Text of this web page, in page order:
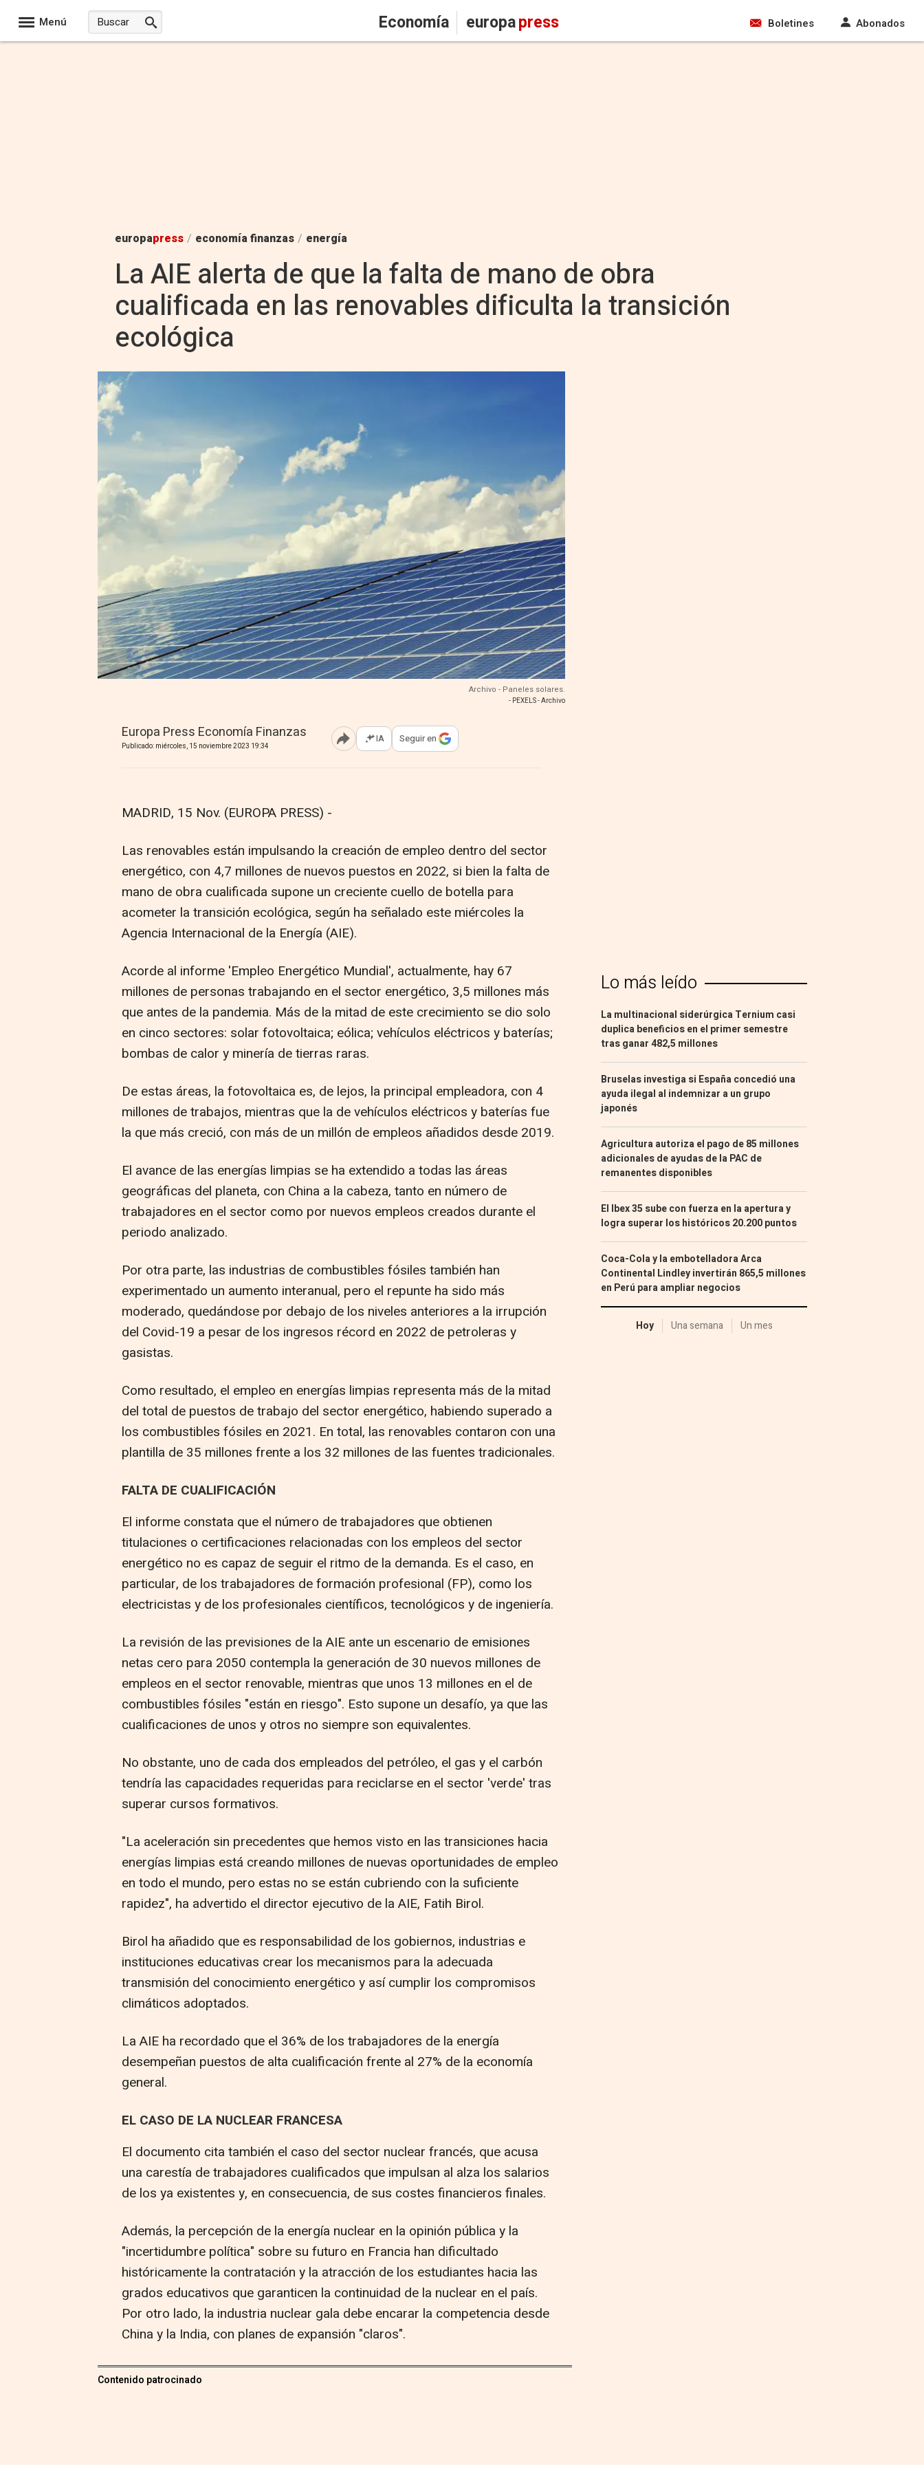
Menú Economía europapress Boletines Abonados
europapress / economía finanzas / energía
La AIE alerta de que la falta de mano de obra
cualificada en las renovables dificulta la transición
ecológica
Archivo - Paneles solares.
- PEXELS - Archivo
Europa Press Economía Finanzas
Publicado: miércoles, 15 noviembre 2023 19:34 Abrir opciones para compartir
IA Seguir en
MADRID, 15 Nov. (EUROPA PRESS) -
Las renovables están impulsando la creación de empleo dentro del sector
energético, con 4,7 millones de nuevos puestos en 2022, si bien la falta de
mano de obra cualificada supone un creciente cuello de botella para
acometer la transición ecológica, según ha señalado este miércoles la
Agencia Internacional de la Energía (AIE).
Acorde al informe 'Empleo Energético Mundial', actualmente, hay 67
millones de personas trabajando en el sector energético, 3,5 millones más
que antes de la pandemia. Más de la mitad de este crecimiento se dio solo
en cinco sectores: solar fotovoltaica; eólica; vehículos eléctricos y baterías;
bombas de calor y minería de tierras raras.
De estas áreas, la fotovoltaica es, de lejos, la principal empleadora, con 4
millones de trabajos, mientras que la de vehículos eléctricos y baterías fue
la que más creció, con más de un millón de empleos añadidos desde 2019.
El avance de las energías limpias se ha extendido a todas las áreas
geográficas del planeta, con China a la cabeza, tanto en número de
trabajadores en el sector como por nuevos empleos creados durante el
periodo analizado.
Por otra parte, las industrias de combustibles fósiles también han
experimentado un aumento interanual, pero el repunte ha sido más
moderado, quedándose por debajo de los niveles anteriores a la irrupción
del Covid-19 a pesar de los ingresos récord en 2022 de petroleras y
gasistas.
Como resultado, el empleo en energías limpias representa más de la mitad
del total de puestos de trabajo del sector energético, habiendo superado a
los combustibles fósiles en 2021. En total, las renovables contaron con una
plantilla de 35 millones frente a los 32 millones de las fuentes tradicionales.
FALTA DE CUALIFICACIÓN
El informe constata que el número de trabajadores que obtienen
titulaciones o certificaciones relacionadas con los empleos del sector
energético no es capaz de seguir el ritmo de la demanda. Es el caso, en
particular, de los trabajadores de formación profesional (FP), como los
electricistas y de los profesionales científicos, tecnológicos y de ingeniería.
La revisión de las previsiones de la AIE ante un escenario de emisiones
netas cero para 2050 contempla la generación de 30 nuevos millones de
empleos en el sector renovable, mientras que unos 13 millones en el de
combustibles fósiles "están en riesgo". Esto supone un desafío, ya que las
cualificaciones de unos y otros no siempre son equivalentes.
No obstante, uno de cada dos empleados del petróleo, el gas y el carbón
tendría las capacidades requeridas para reciclarse en el sector 'verde' tras
superar cursos formativos.
"La aceleración sin precedentes que hemos visto en las transiciones hacia
energías limpias está creando millones de nuevas oportunidades de empleo
en todo el mundo, pero estas no se están cubriendo con la suficiente
rapidez", ha advertido el director ejecutivo de la AIE, Fatih Birol.
Birol ha añadido que es responsabilidad de los gobiernos, industrias e
instituciones educativas crear los mecanismos para la adecuada
transmisión del conocimiento energético y así cumplir los compromisos
climáticos adoptados.
La AIE ha recordado que el 36% de los trabajadores de la energía
desempeñan puestos de alta cualificación frente al 27% de la economía
general.
EL CASO DE LA NUCLEAR FRANCESA
El documento cita también el caso del sector nuclear francés, que acusa
una carestía de trabajadores cualificados que impulsan al alza los salarios
de los ya existentes y, en consecuencia, de sus costes financieros finales.
Además, la percepción de la energía nuclear en la opinión pública y la
"incertidumbre política" sobre su futuro en Francia han dificultado
históricamente la contratación y la atracción de los estudiantes hacia las
grados educativos que garanticen la continuidad de la nuclear en el país.
Por otro lado, la industria nuclear gala debe encarar la competencia desde
China y la India, con planes de expansión "claros".
Contenido patrocinado
Lo más leído
La multinacional siderúrgica Ternium casi
duplica beneficios en el primer semestre
tras ganar 482,5 millones
Bruselas investiga si España concedió una
ayuda ilegal al indemnizar a un grupo
japonés
Agricultura autoriza el pago de 85 millones
adicionales de ayudas de la PAC de
remanentes disponibles
El Ibex 35 sube con fuerza en la apertura y
logra superar los históricos 20.200 puntos
Coca-Cola y la embotelladora Arca
Continental Lindley invertirán 865,5 millones
en Perú para ampliar negocios
Hoy Una semana Un mes